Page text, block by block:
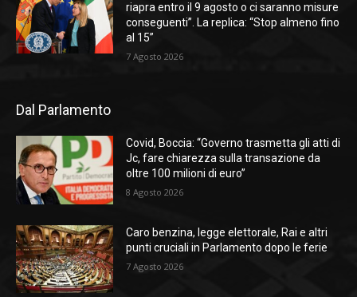
riapra entro il 9 agosto o ci saranno misure
conseguenti”. La replica: “Stop almeno fino
al 15”
7 Agosto 2026
Dal Parlamento
Covid, Boccia: “Governo trasmetta gli atti di
Jc, fare chiarezza sulla transazione da
oltre 100 milioni di euro”
8 Agosto 2026
Caro benzina, legge elettorale, Rai e altri
punti cruciali in Parlamento dopo le ferie
7 Agosto 2026